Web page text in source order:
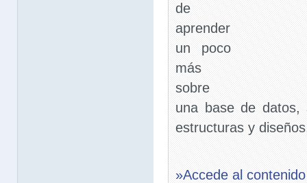
de
aprender
un poco
más
sobre
una base de datos,
estructuras y
»Accede al